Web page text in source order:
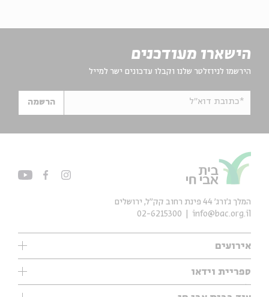
הישארו מעודכנים
הירשמו לניוזלטר שלנו וקבלו עדכונים ישר למייל
*כתובת דוא"ל הרשמה
אירועים
עיון
אנגלית
ספריית וידאו
ילדים
המלך ג'ורג' 44 פינת רחוב קק״ל, ירושלים
info@bac.org.il
02-6215300